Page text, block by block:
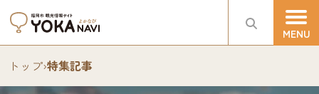
トップ›特集記事